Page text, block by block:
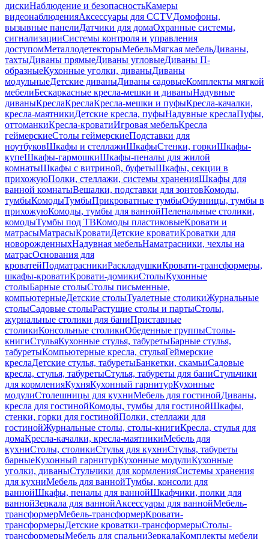
дискиНаблюдение и безопасностьКамеры
видеонаблюденияАксессуары для CCTVДомофоны,
вызывные панелиДатчики для домаОхранные системы,
сигнализацииСистемы контроля и управления
доступомМеталлодетекторыМебельМягкая мебельДиваны,
тахтыДиваны прямыеДиваны угловыеДиваны П-
образныеКухонные уголки, диваныДиваны
модульныеДетские диваныДиваны садовыеКомплекты мягкой
мебелиБескаркасные кресла-мешки и диваныНадувные
диваныКреслаКреслаКресла-мешки и пуфыКресла-качалки,
кресла-маятникиДетские кресла, пуфыНадувные креслаПуфы,
оттоманкиКресла-кроватиИгровая мебельКресла
геймерскиеСтолы геймерскиеПодставки для
ноутбуковШкафы и стеллажиШкафыСтенки, горкиШкафы-
купеШкафы-гармошкиШкафы-пеналы для жилой
комнатыШкафы с витриной, буфетыШкафы, секции в
прихожуюПолки, стеллажи, системы храненияШкафы для
ванной комнатыВешалки, подставки для зонтовКомоды,
тумбыКомодыТумбыПрикроватные тумбыОбувницы, тумбы в
прихожуюКомоды, тумбы для ваннойПеленальные столики,
комодыТумбы под ТВКомоды пластиковыеКровати и
матрасыМатрасыКроватиДетские кроватиКроватки для
новорожденныхНадувная мебельНаматрасники, чехлы на
матрасОснования для
кроватейПодматрасникиРаскладушкиКровати-трансформеры,
шкафы-кроватиКровати-домикиСтолыКухонные
столыБарные столыСтолы письменные,
компьютерныеДетские столыТуалетные столикиЖурнальные
столыСадовые столыРастущие столы и партыСтолы,
журнальные столики для баниПриставные
столикиКонсольные столикиОбеденные группыСтолы-
книгиСтульяКухонные стулья, табуретыБарные стулья,
табуретыКомпьютерные кресла, стульяГеймерские
креслаДетские стулья, табуретыБанкетки, скамьиСадовые
кресла, стулья, табуретыСтулья, табуреты для баниСтульчики
для кормленияКухняКухонный гарнитурКухонные
модулиСтолешницы для кухниМебель для гостинойДиваны,
кресла для гостинойКомоды, тумбы для гостинойШкафы,
стенки, горки для гостинойПолки, стеллажи для
гостинойЖурнальные столы, столы-книгиКресла, стулья для
домаКресла-качалки, кресла-маятникиМебель для
кухниСтолы, столикиСтулья для кухниСтулья, табуреты
барныеКухонный гарнитурКухонные модулиКухонные
уголки, диваныСтульчики для кормленияСистемы хранения
для кухниМебель для ваннойТумбы, консоли для
ваннойШкафы, пеналы для ваннойШкафчики, полки для
ваннойЗеркала для ваннойАксессуары для ваннойМебель-
трансформерМебель-трансформерКровати-
трансформерыДетские кроватки-трансформерыСтолы-
трансформерыМебель для спальниЗеркалаКомплекты мебели